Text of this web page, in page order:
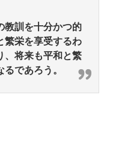
教訓を十分かつ的
繁栄を享受するわ
、将来も平和と繁
であろう。